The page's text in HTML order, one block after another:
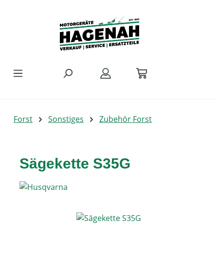
Forst Sonstiges Zubehör Forst
Sägekette S35G
Bildergalerie überspringen